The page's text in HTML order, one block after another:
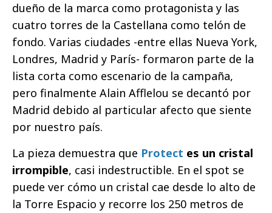
dueño de la marca como protagonista y las
cuatro torres de la Castellana como telón de
fondo. Varias ciudades -entre ellas Nueva York,
Londres, Madrid y París- formaron parte de la
lista corta como escenario de la campaña,
pero finalmente Alain Afflelou se decantó por
Madrid debido al particular afecto que siente
por nuestro país.
La pieza demuestra que Protect es un cristal
irrompible, casi indestructible. En el spot se
puede ver cómo un cristal cae desde lo alto de
la Torre Espacio y recorre los 250 metros de